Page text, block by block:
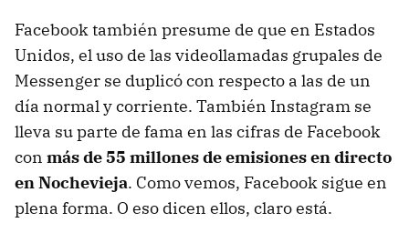
Facebook también presume de que en Estados
Unidos, el uso de las videollamadas grupales de
Messenger se duplicó con respecto a las de un
día normal y corriente. También Instagram se
lleva su parte de fama en las cifras de Facebook
con más de 55 millones de emisiones en directo
en Nochevieja. Como vemos, Facebook sigue en
plena forma. O eso dicen ellos, claro está.